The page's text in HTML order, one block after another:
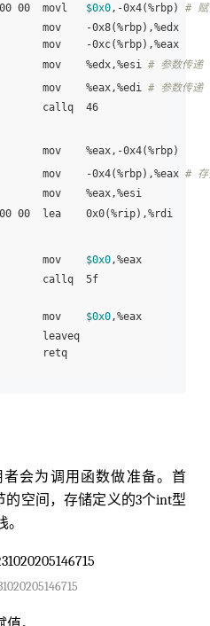
00  movl $0x0,-0x4(%rbp) # 赋
mov    -0x8(%rbp),%edx
mov    -0xc(%rbp),%eax
mov    %edx,%esi # 参数传递
mov    %eax,%edi # 参数传递
callq  46
%eax,-0x4(%rbp)
-0x4(%rbp),%eax # 存
mov    %eax,%esi
00 00  lea
mov $0x0,%eax
callq  5f
mov $0x0,%eax
leaveq
会为调用函数做准备。首
的空间，存储定义的3个int型